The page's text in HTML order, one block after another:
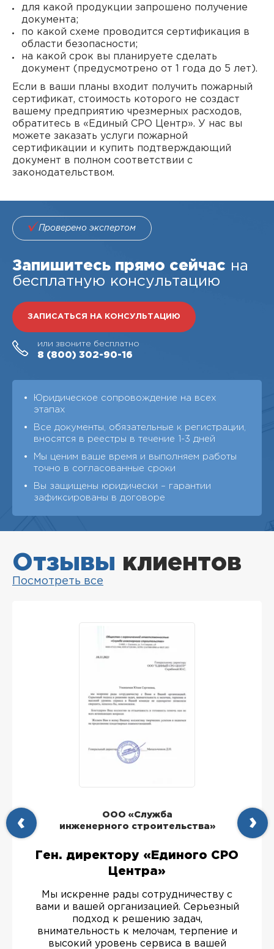
для какой продукции запрошено получение
документа;
по какой схеме проводится сертификация в
области безопасности;
на какой срок вы планируете сделать
документ (предусмотрено от 1 года до 5 лет).
Если в ваши планы входит получить пожарный
сертификат, стоимость которого не создаст
вашему предприятию чрезмерных расходов,
обратитесь в «Единый СРО Центр». У нас вы
можете заказать услуги пожарной
сертификации и купить подтверждающий
документ в полном соответствии с
законодательством.
Проверено экспертом
Запишитесь прямо сейчас на
бесплатную консультацию
ЗАПИСАТЬСЯ НА КОНСУЛЬТАЦИЮ
или звоните бесплатно
8 (800) 302-90-16
Юридическое сопровождение на всех
этапах
Все документы, обязательные к регистрации,
вносятся в реестры в течение 1-3 дней
Мы ценим ваше время и выполняем работы
точно в согласованные сроки
Вы защищены юридически – гарантии
зафиксированы в договоре
Отзывы клиентов
Посмотреть все
ООО «Служба
инженерного строительства»
Ген. директору «Единого СРО
Центра»
Мы искренне рады сотрудничеству с
вами и вашей организацией. Серьезный
подход к решению задач,
внимательность к мелочам, терпение и
высокий уровень сервиса в вашей